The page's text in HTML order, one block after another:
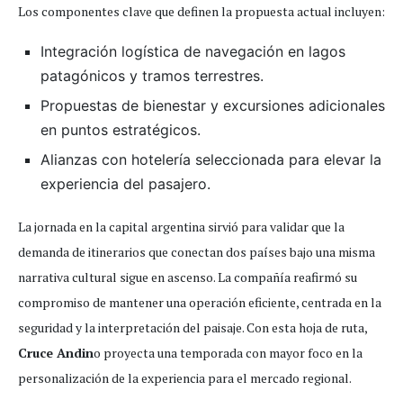
Los componentes clave que definen la propuesta actual incluyen:
Integración logística de navegación en lagos
patagónicos y tramos terrestres.
Propuestas de bienestar y excursiones adicionales
en puntos estratégicos.
Alianzas con hotelería seleccionada para elevar la
experiencia del pasajero.
La jornada en la capital argentina sirvió para validar que la
demanda de itinerarios que conectan dos países bajo una misma
narrativa cultural sigue en ascenso. La compañía reafirmó su
compromiso de mantener una operación eficiente, centrada en la
seguridad y la interpretación del paisaje. Con esta hoja de ruta,
Cruce Andino proyecta una temporada con mayor foco en la
personalización de la experiencia para el mercado regional.